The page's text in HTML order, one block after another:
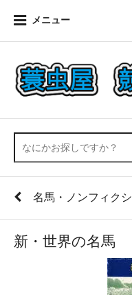
メニュー
名馬・ノンフィク
新・世界の名馬